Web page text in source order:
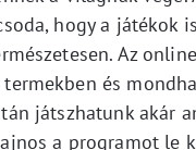
hogy a játékok
Az
és
játszhatunk akár
a programot